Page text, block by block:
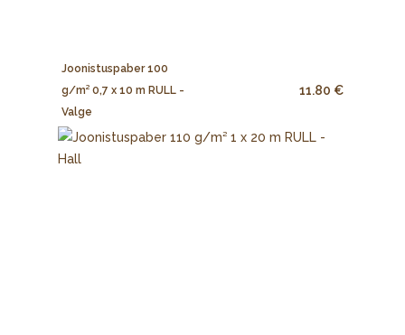
Joonistuspaber 100
g/m² 0,7 x 10 m RULL -
Valge
11.80 €